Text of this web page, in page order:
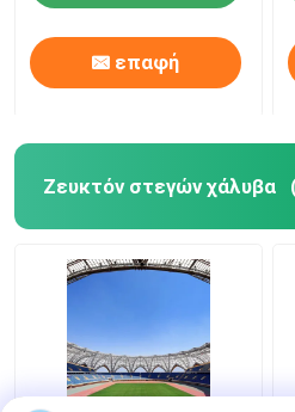
επαφή
Ζευκτόν στεγών χάλυβα